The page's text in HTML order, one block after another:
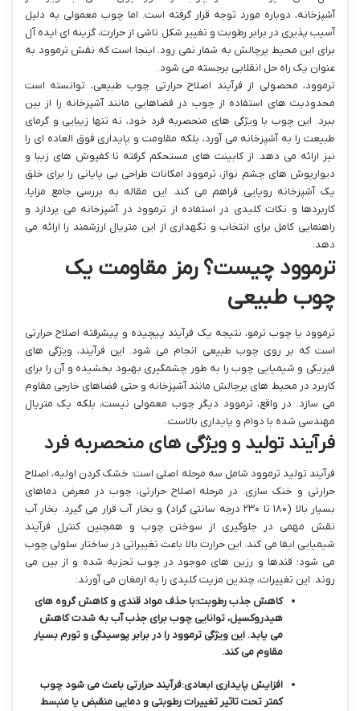
آشپزخانه، دوباره مورد توجه قرار گرفته است. اما چوب معمولی به دلیل
آسیب پذیری در برابر رطوبت و تغییر شکل ناشی از حرارت، گزینه ای ایده آل
برای این محیط پرچالش به شمار نمی رود. اینجا است که نقش ترموود به
عنوان یک راه حل انقلابی برجسته می شود.
ترموود، محصولی از فرآیند اصلاح حرارتی چوب طبیعی، توانسته است
محدودیت های استفاده از چوب در فضاهایی مانند آشپزخانه را از بین
ببرد. این چوب با ویژگی های منحصربه فرد خود، نه تنها زیبایی و گرمای
طبیعت را به آشپزخانه می آورد، بلکه مقاومت و پایداری فوق العاده ای را
نیز ارائه می دهد. از کابینت های مستحکم گرفته تا کفپوش های زیبا و
دیوارپوش های چشم نواز، ترموود امکانات طراحی بی پایانی را برای خلق
یک آشپزخانه رویایی فراهم می کند. این مقاله به بررسی جامع مزایا،
کاربردها و نکات کلیدی در استفاده از ترموود در آشپزخانه می پردازد و
راهنمایی کامل برای انتخاب و نگهداری از این متریال ارزشمند را ارائه می
دهد.
ترموود چیست؟ رمز مقاومت یک
چوب طبیعی
ترموود یا چوب ترمو، نتیجه یک فرآیند پیچیده و پیشرفته اصلاح حرارتی
است که بر روی چوب طبیعی انجام می شود. این فرآیند، ویژگی های
فیزیکی و شیمیایی چوب را به طور چشمگیری بهبود بخشیده و آن را برای
کاربرد در محیط های پرچالش مانند آشپزخانه و حتی فضاهای خارجی مقاوم
می سازد. در واقع، ترموود دیگر چوب معمولی نیست، بلکه یک متریال
مهندسی شده با دوام و پایداری بالاست.
فرآیند تولید و ویژگی های منحصربه فرد
فرآیند تولید ترموود شامل سه مرحله اصلی است: خشک کردن اولیه، اصلاح
حرارتی و خنک سازی. در مرحله اصلاح حرارتی، چوب در معرض دماهای
بسیار بالا (۱۸۰ تا ۲۳۰ درجه سانتی گراد) و بخار آب قرار می گیرد. بخار آب
نقش مهمی در جلوگیری از سوختن چوب و همچنین کنترل فرآیند
شیمیایی ایفا می کند. این حرارت بالا باعث تغییراتی در ساختار سلولی چوب
می شود؛ قندها و رزین های موجود در چوب تجزیه شده و از بین می
روند. این تغییرات، چندین مزیت کلیدی را به ارمغان می آورند:
کاهش جذب رطوبت:با حذف مواد قندی و کاهش گروه های
هیدروکسیل، توانایی چوب برای جذب آب به شدت کاهش
می یابد. این ویژگی ترموود را در برابر پوسیدگی و تورم بسیار
مقاوم می کند.
افزایش پایداری ابعادی:فرآیند حرارتی باعث می شود چوب
کمتر تحت تاثیر تغییرات رطوبتی و دمایی منقبض یا منبسط